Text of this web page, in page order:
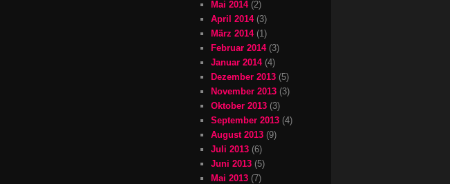
Mai 2014(2)
April 2014(3)
März 2014(1)
Februar 2014(3)
Januar 2014(4)
Dezember 2013 (5)
November 2013 (3)
Oktober 2013 (3)
September 2013 (4)
August 2013 (9)
Juli 2013 (6)
Juni 2013 (5)
Mai 2013 (7)